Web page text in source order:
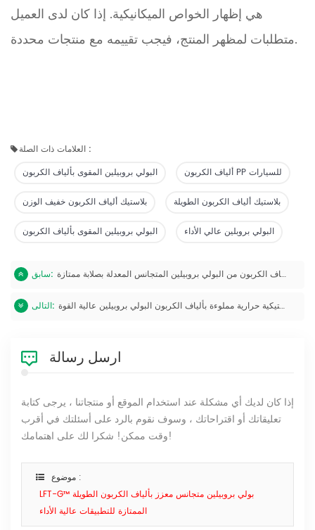
هي إظهار الخواص الميكانيكية. إذا كان لدى العميل
متطلبات لمظهر المنتج، فيجب تقييمه مع منتجات محددة.
العلامات ذات الصلة :
البولي بروبيلين المقوى بألياف الكربون
ألياف الكربون PP للسيارات
بلاستيك ألياف الكربون خفيف الوزن بلاستيك ألياف الكربون الطويلة
البولي بروبيلين المقوى بألياف الكربون البولي بروبلين عالي الأداء
سابق: ألياف الكربون من البولي بروبيلين المتجانس المعدلة بصلابة ممتازة
التالى: حبيبات بلاستيكية حرارية مملوءة بألياف الكربون البولي بروبيلين عالية القوة
ارسل رسالة
إذا كان لديك أي مشكلة عند استخدام الموقع أو منتجاتنا ، يرجى كتابة
تعليقاتك أو اقتراحاتك ، وسوف نقوم بالرد على أسئلتك في أقرب
وقت ممكن! شكرا لك على اهتمامك!
موضوع :
LFT-G™ بولي بروبيلين متجانس معزز بألياف الكربون الطويلة
الممتازة للتطبيقات عالية الأداء